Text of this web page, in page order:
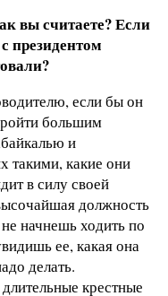
вы считаете? Если
президентом
если бы он
большим
и
такими, какие они
в силу своей
должность
начнешь ходить по
ее, какая она
делать.
крестные